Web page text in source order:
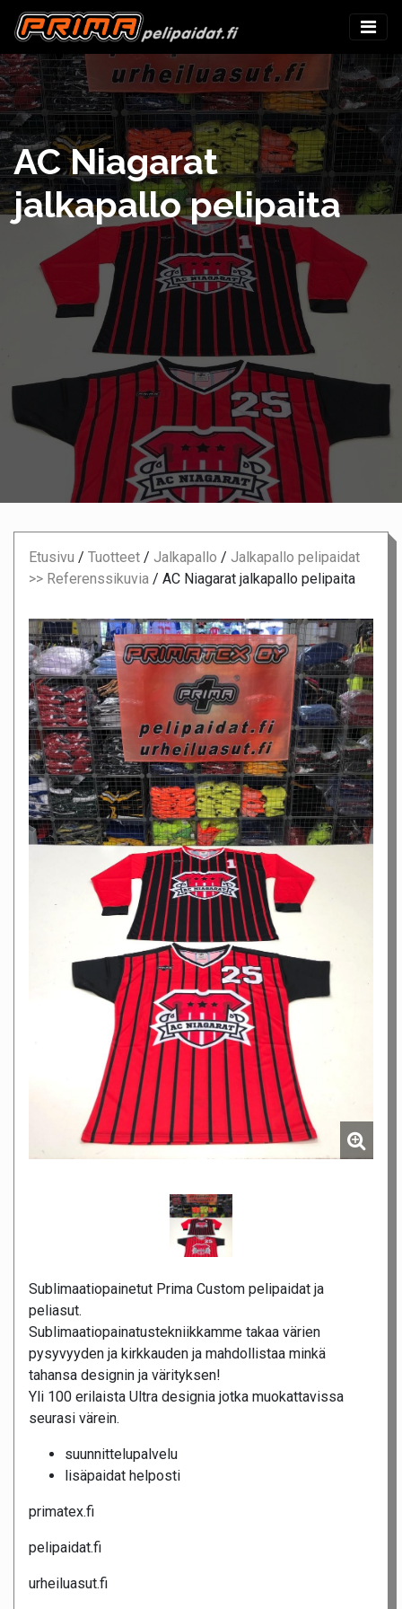
AC Niagarat
jalkapallo pelipaita
Etusivu / Tuotteet / Jalkapallo / Jalkapallo pelipaidat
>> Referenssikuvia / AC Niagarat jalkapallo pelipaita
Sublimaatiopainetut Prima Custom pelipaidat ja
peliasut.
Sublimaatiopainatustekniikkamme takaa värien
pysyvyyden ja kirkkauden ja mahdollistaa minkä
tahansa designin ja värityksen!
Yli 100 erilaista Ultra designia jotka muokattavissa
seurasi värein.
suunnittelupalvelu
lisäpaidat helposti
primatex.fi
pelipaidat.fi
urheiluasut.fi